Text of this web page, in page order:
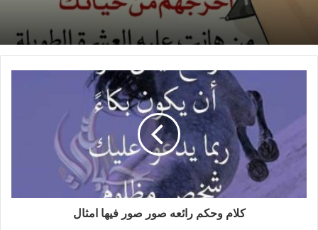
كلام وحكم رائعه صور صور فيها امثال